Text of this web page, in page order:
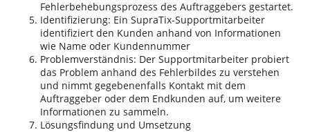
Fehlerbehebungsprozess des Auftraggebers gestartet.
Identifizierung: Ein SupraTix-Supportmitarbeiter
identifiziert den Kunden anhand von Informationen
wie Name oder Kundennummer
Problemverständnis: Der Supportmitarbeiter probiert
das Problem anhand des Fehlerbildes zu verstehen
und nimmt gegebenenfalls Kontakt mit dem
Auftraggeber oder dem Endkunden auf, um weitere
Informationen zu sammeln.
Lösungsfindung und Umsetzung